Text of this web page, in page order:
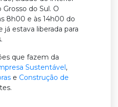
do Sul. O
8h00 e às 14h00 do
estava liberada para
que fazem da
Sustentável,
e Construção de